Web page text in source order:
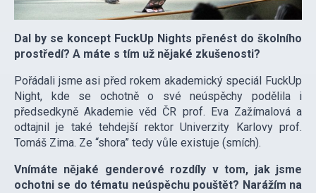
Dal by se koncept FuckUp Nights přenést do školního
prostředí? A máte s tím už nějaké zkušenosti?
Pořádali jsme asi před rokem akademický speciál FuckUp
Night, kde se ochotně o své neúspěchy podělila i
předsedkyně Akademie věd ČR prof. Eva Zažímalová a
odtajnil je také tehdejší rektor Univerzity Karlovy prof.
Tomáš Zima. Ze “shora” tedy vůle existuje (smích).
Vnímáte nějaké genderové rozdíly v tom, jak jsme
ochotni se do tématu neúspěchu pouštět? Narážím na